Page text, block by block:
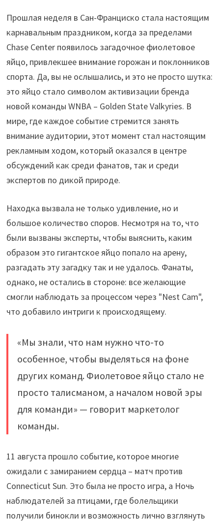
Прошлая неделя в Сан-Франциско стала настоящим
карнавальным праздником, когда за пределами
Chase Center появилось загадочное фиолетовое
яйцо, привлекшее внимание горожан и поклонников
спорта. Да, вы не ослышались, и это не просто шутка:
это яйцо стало символом активизации бренда
новой команды WNBA – Golden State Valkyries. В
мире, где каждое событие стремится занять
внимание аудитории, этот момент стал настоящим
рекламным ходом, который оказался в центре
обсуждений как среди фанатов, так и среди
экспертов по дикой природе.
Находка вызвала не только удивление, но и
большое количество споров. Несмотря на то, что
были вызваны эксперты, чтобы выяснить, каким
образом это гигантское яйцо попало на арену,
разгадать эту загадку так и не удалось. Фанаты,
однако, не остались в стороне: все желающие
смогли наблюдать за процессом через "Nest Cam",
что добавило интриги к происходящему.
«Мы знали, что нам нужно что-то
особенное, чтобы выделяться на фоне
других команд. Фиолетовое яйцо стало не
просто талисманом, а началом новой эры
для команди» — говорит маркетолог
команды.
11 августа прошло событие, которое многие
ожидали с замиранием сердца – матч против
Connecticut Sun. Это была не просто игра, а Ночь
наблюдателей за птицами, где болельщики
получили бинокли и возможность лично взглянуть